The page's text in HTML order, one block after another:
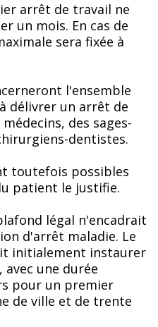
arrêt de travail ne
un mois. En cas de
sera fixée à
l'ensemble
délivrer un arrêt de
des sages-
dentistes.
toutefois possibles
patient le justifie.
légal n'encadrait
d'arrêt maladie. Le
initialement instaurer
une durée
pour un premier
de ville et de trente